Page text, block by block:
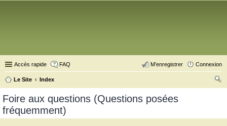
Accès rapide FAQ Connexion
M’enregistrer
Le Site
Index
Foire aux questions (Questions posées
fréquemment)